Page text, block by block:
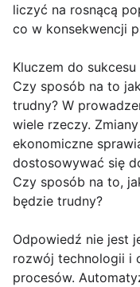
liczyć na rosnącą
co w konsekwencji
Kluczem do
Czy sposób na to
trudny? W
wiele rzeczy.
ekonomiczne
dostosowywać się
Czy sposób na to,
będzie trudny?
Odpowiedź nie jest
rozwój technologii i
procesów.